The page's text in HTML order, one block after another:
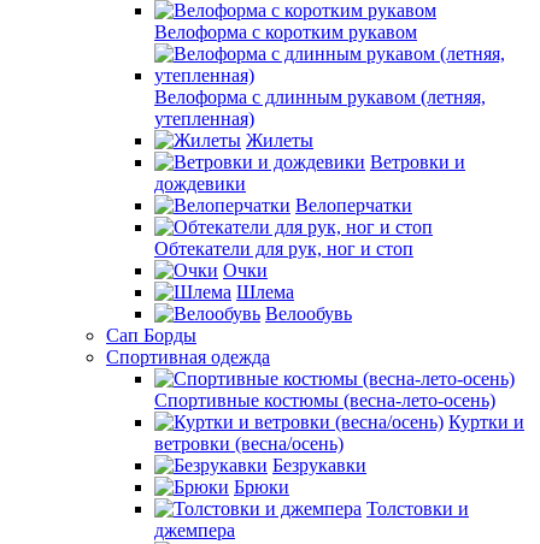
Велоформа с коротким рукавом
Велоформа с длинным рукавом (летняя,
утепленная)
Жилеты
Ветровки и
дождевики
Велоперчатки
Обтекатели для рук, ног и стоп
Очки
Шлема
Велообувь
Сап Борды
Спортивная одежда
Спортивные костюмы (весна-лето-осень)
Куртки и
ветровки (весна/осень)
Безрукавки
Брюки
Толстовки и
джемпера